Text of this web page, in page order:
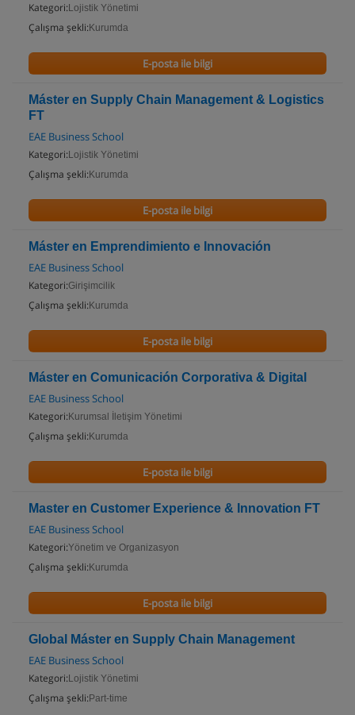
Kategori: Lojistik Yönetimi
Çalışma şekli: Kurumda
E-posta ile bilgi
Máster en Supply Chain Management & Logistics
FT
EAE Business School
Kategori: Lojistik Yönetimi
Çalışma şekli: Kurumda
E-posta ile bilgi
Máster en Emprendimiento e Innovación
EAE Business School
Kategori:Girişimcilik
Çalışma şekli: Kurumda
E-posta ile bilgi
Máster en Comunicación Corporativa & Digital
EAE Business School
Kategori: Kurumsal İletişim Yönetimi
Çalışma şekli: Kurumda
E-posta ile bilgi
Master en Customer Experience & Innovation FT
EAE Business School
Kategori:Yönetim ve Organizasyon
Çalışma şekli: Kurumda
E-posta ile bilgi
Global Máster en Supply Chain Management
EAE Business School
Kategori: Lojistik Yönetimi
Çalışma şekli: Part-time